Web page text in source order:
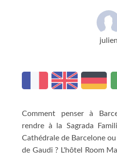
julien
Comment penser à
rendre à la Sagrada
Cathédrale de Barcelone
de Gaudi ? L'hôtel Room